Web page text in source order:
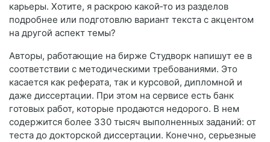
карьеры. Хотите, я раскрою какой‑то из разделов
подробнее или подготовлю вариант текста с акцентом
на другой аспект темы?
Авторы, работающие на бирже Студворк напишут ее в
соответствии с методическими требованиями. Это
касается как реферата, так и курсовой, дипломной и
даже диссертации. При этом на сервисе есть банк
готовых работ, которые продаются недорого. В нем
содержится более 330 тысяч выполненных заданий: от
теста до докторской диссертации. Конечно, серьезные